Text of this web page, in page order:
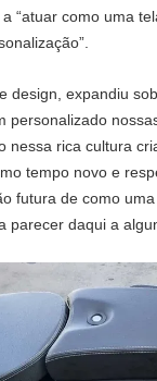
“atuar como uma
design, expandiu
personalizado
nessa rica cultura
tempo novo e
futura de como
parecer daqui a